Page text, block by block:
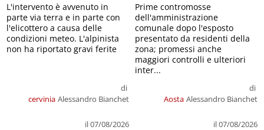
cervinia
di
Alessandro Bianchet
il 07/08/2026
L'intervento è avvenuto in
parte via terra e in parte con
l'elicottero a causa delle
condizioni meteo. L'alpinista
non ha riportato gravi ferite
Aosta
di
Alessandro Bianchet
il 07/08/2026
Prime contromosse
dell'amministrazione
comunale dopo l'esposto
presentato da residenti della
zona; promessi anche
maggiori controlli e ulteriori
inter...